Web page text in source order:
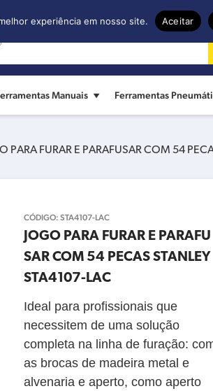
Manuais Ferramentas
PARA FURAR E PARAFUSAR COM 54
CÓDIGO: STA4107-LAC
JOGO PARA FURAR E PARAFU
SAR COM 54 PECAS STANLEY
STA4107-LAC
Ideal para profissionais que
necessitem de uma solução
completa na linha de furação:
as brocas de madeira metal e
alvenaria e aperto, como aperto
experiência em nosso site. Aceitar